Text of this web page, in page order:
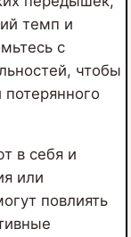
темп и
с
чтобы
в себя и
или
повлиять